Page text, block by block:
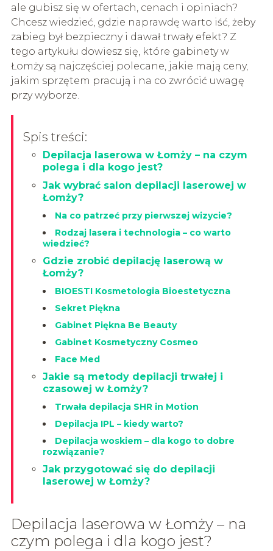
ale gubisz się w ofertach, cenach i opiniach?
Chcesz wiedzieć, gdzie naprawdę warto iść, żeby
zabieg był bezpieczny i dawał trwały efekt? Z
tego artykułu dowiesz się, które gabinety w
Łomży są najczęściej polecane, jakie mają ceny,
jakim sprzętem pracują i na co zwrócić uwagę
przy wyborze.
Spis treści:
Depilacja laserowa w Łomży – na czym
polega i dla kogo jest?
Jak wybrać salon depilacji laserowej w
Łomży?
Na co patrzeć przy pierwszej wizycie?
Rodzaj lasera i technologia – co warto
wiedzieć?
Gdzie zrobić depilację laserową w
Łomży?
BIOESTI Kosmetologia Bioestetyczna
Sekret Piękna
Gabinet Piękna Be Beauty
Gabinet Kosmetyczny Cosmeo
Face Med
Jakie są metody depilacji trwałej i
czasowej w Łomży?
Trwała depilacja SHR in Motion
Depilacja IPL – kiedy warto?
Depilacja woskiem – dla kogo to dobre
rozwiązanie?
Jak przygotować się do depilacji
laserowej w Łomży?
Depilacja laserowa w Łomży – na
czym polega i dla kogo jest?